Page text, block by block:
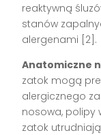
reaktywną
stanów
alergenami [2].
Anatomiczne
zatok mogą
alergicznego
nosowa, polipy
zatok